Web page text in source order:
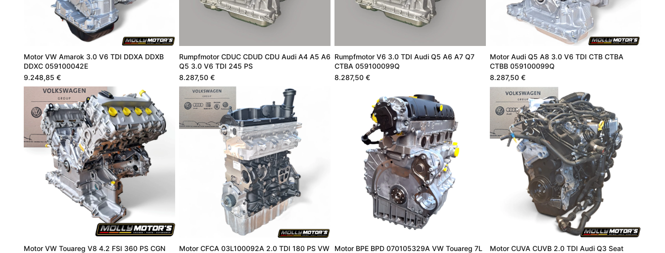
Motor VW Amarok 3.0 V6 TDI DDXA DDXB
DDXC 059100042E
9.248,85 €
Rumpfmotor CDUC CDUD CDU Audi A4 A5 A6
Q5 3.0 V6 TDI 245 PS
8.287,50 €
Rumpfmotor V6 3.0 TDI Audi Q5 A6 A7 Q7
CTBA 059100099Q
8.287,50 €
Motor Audi Q5 A8 3.0 V6 TDI CTB CTBA
CTBB 059100099Q
8.287,50 €
Motor VW Touareg V8 4.2 FSI 360 PS CGN
Motor CFCA 03L100092A 2.0 TDI 180 PS VW
Motor BPE BPD 070105329A VW Touareg 7L
Motor CUVA CUVB 2.0 TDI Audi Q3 Seat